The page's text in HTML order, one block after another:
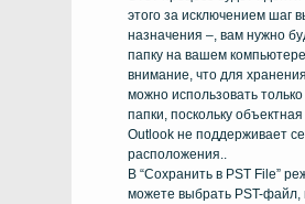
этого за исключением шаг
назначения –, вам нужно
папку на вашем
внимание, что для
можно использовать
папки, поскольку
Outlook не поддерживает
расположения..
В “Сохранить в PST File”
можете выбрать PST-файл,